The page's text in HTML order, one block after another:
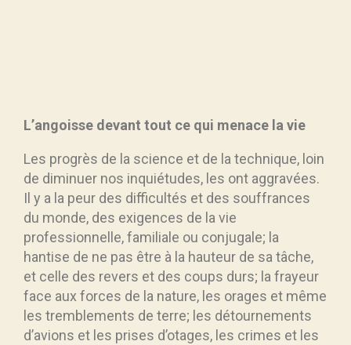
L’angoisse devant tout ce qui menace la vie
Les progrès de la science et de la technique, loin
de diminuer nos inquiétudes, les ont aggravées.
Il y a la peur des difficultés et des souffrances
du monde, des exigences de la vie
professionnelle, familiale ou conjugale; la
hantise de ne pas être à la hauteur de sa tâche,
et celle des revers et des coups durs; la frayeur
face aux forces de la nature, les orages et même
les tremblements de terre; les détournements
d’avions et les prises d’otages, les crimes et les